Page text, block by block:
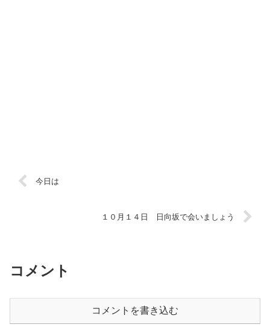
今日は
１０月１４日 日向坂で会いましょう
コメント
コメントを書き込む